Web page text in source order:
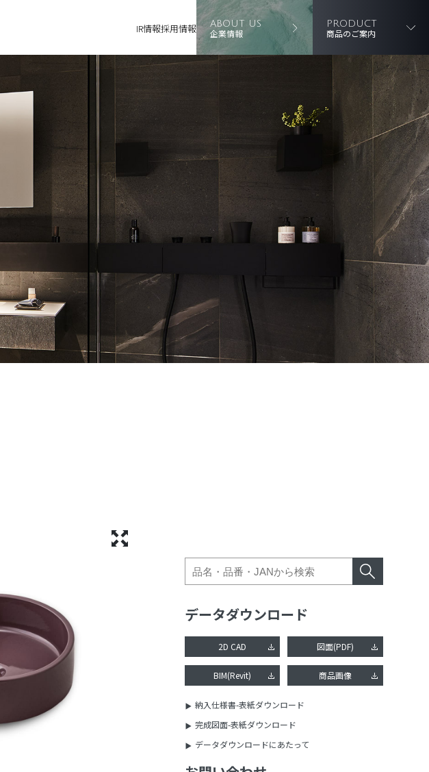
IR情報採用情報 ABOUT US
企業情報
PRODUCT
商品のご案内
データダウンロード
2D CAD 図面(PDF)
BIM(Revit) 商品画像
納入仕様書-表紙ダウンロード
完成図面-表紙ダウンロード
データダウンロードにあたって